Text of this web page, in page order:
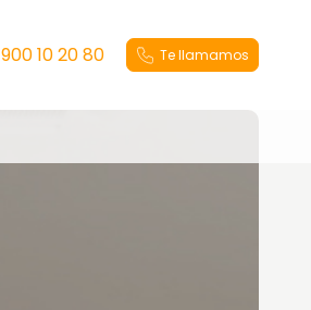
900 10 20 80 Te llamamos